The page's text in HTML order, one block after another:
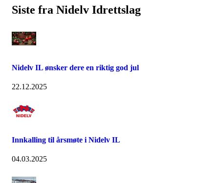
Siste fra Nidelv Idrettslag
Nidelv IL ønsker dere en riktig god jul
22.12.2025
Innkalling til årsmøte i Nidelv IL
04.03.2025